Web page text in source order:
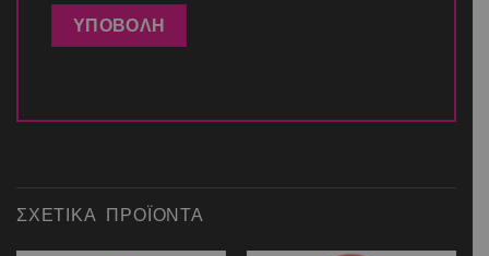
ΣΧΕΤΙΚΆ ΠΡΟΪΌΝΤΑ